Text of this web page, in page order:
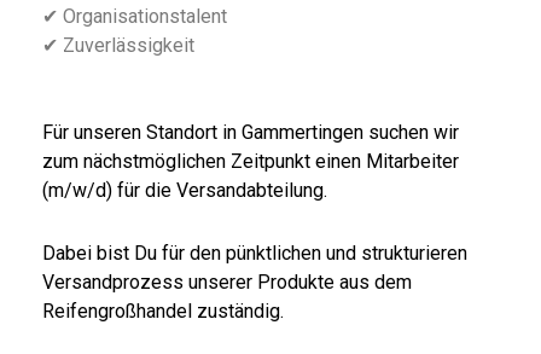
✔ Organisationstalent
✔ Zuverlässigkeit
Für unseren Standort in Gammertingen suchen wir
zum nächstmöglichen Zeitpunkt einen Mitarbeiter
(m/w/d) für die Versandabteilung.
Dabei bist Du für den pünktlichen und strukturieren
Versandprozess unserer Produkte aus dem
Reifengroßhandel zuständig.